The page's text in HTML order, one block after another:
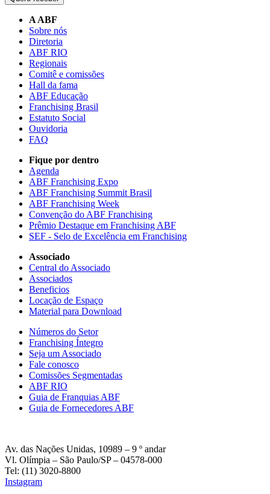
A ABF
Sobre nós
Diretoria
ABF RIO
Regionais
Comitê e comissões
Hall da fama
ABF Educação
Franchising Brasil
Estatuto Social
Ouvidoria
FAQ
Fique por dentro
Agenda
ABF Franchising Expo
ABF Franchising Summit Brasil
ABF Franchising Week
Convenção do ABF Franchising
Prêmio Destaque em Franchising ABF
SEF - Selo de Excelência em Franchising
Associado
Central do Associado
Associados
Beneficios
Locação de Espaço
Material para Download
Números do Setor
Franchising Íntegro
Seja um Associado
Fale conosco
Comissões Segmentadas
ABF RIO
Guia de Franquias ABF
Guia de Fornecedores ABF
Av. das Nações Unidas, 10989 – 9 º andar
Vl. Olímpia – São Paulo/SP – 04578-000
Tel: (11) 3020-8800
Instagram